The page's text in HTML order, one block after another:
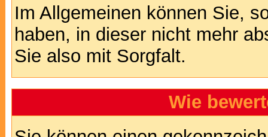
Im Allgemeinen können Sie,
haben, in dieser nicht mehr
Sie also mit Sorgfalt.
Wie